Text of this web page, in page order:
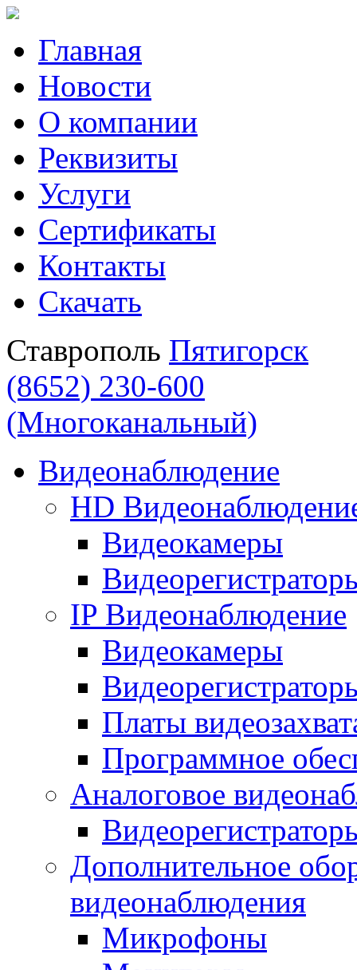
Главная
Новости
О компании
Реквизиты
Услуги
Сертификаты
Контакты
Скачать
Ставрополь Пятигорск
(8652) 230-600
(Многоканальный)
Видеонаблюдение
HD
Видеокамеры
IP Видеонаблюдение
Видеокамеры
Платы
Программное
Аналоговое
Дополнительное
видеонаблюдения
Микрофоны